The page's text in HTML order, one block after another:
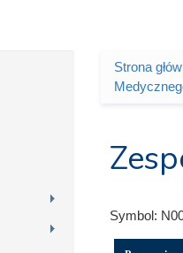
Strona
Symbol: